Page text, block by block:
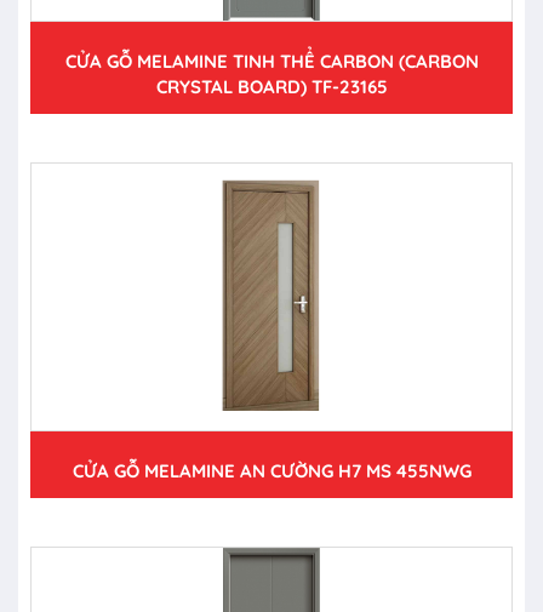
CỬA GỖ MELAMINE TINH THỂ CARBON (CARBON
CRYSTAL BOARD) TF-23165
CỬA GỖ MELAMINE AN CƯỜNG H7 MS 455NWG